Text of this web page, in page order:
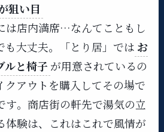
狙い目
は店内満席…なんてこともし
も大丈夫。「とり居」では お
ルと椅子 が用意されているの
クアウトを購入してその場で
す​。商店街の軒先で湯気の立
体験は、これはこれで風情が